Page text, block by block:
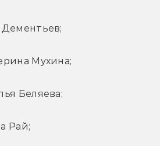
Дементьев;
Мухина;
Беляева;
Рай;